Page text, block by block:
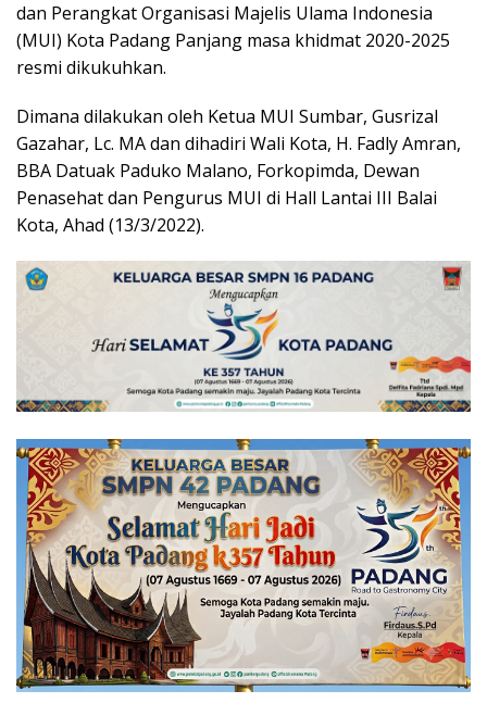
dan Perangkat Organisasi Majelis Ulama Indonesia
(MUI) Kota Padang Panjang masa khidmat 2020-2025
resmi dikukuhkan.
Dimana dilakukan oleh Ketua MUI Sumbar, Gusrizal
Gazahar, Lc. MA dan dihadiri Wali Kota, H. Fadly Amran,
BBA Datuak Paduko Malano, Forkopimda, Dewan
Penasehat dan Pengurus MUI di Hall Lantai III Balai
Kota, Ahad (13/3/2022).